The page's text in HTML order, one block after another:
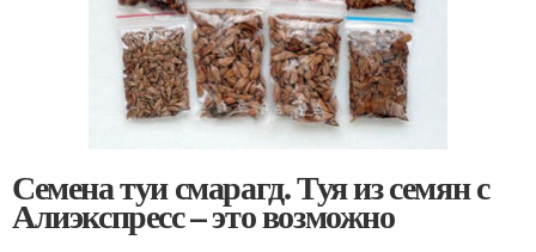
Семена туи смарагд. Туя из семян с
Алиэкспресс – это возможно